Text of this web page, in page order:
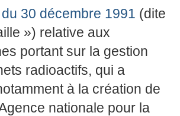
du 30 décembre 1991 (dite
») relative aux
portant sur la gestion
radioactifs, qui a
à la création de
nationale pour la